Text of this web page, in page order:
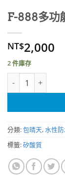
F-888多功
NT$2,000
2 件庫存
F-888多功能修補
分類:包晴天,水性
標籤:矽酸質